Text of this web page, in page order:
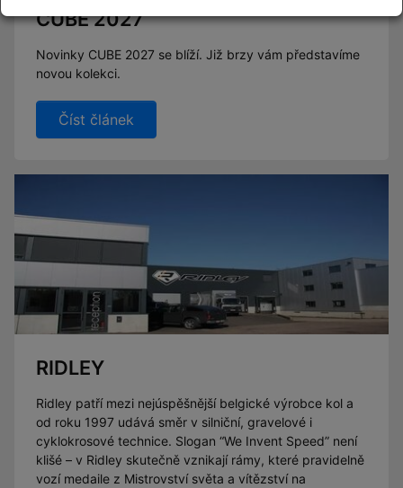
CUBE 2027
Novinky CUBE 2027 se blíží. Již brzy vám představíme
novou kolekci.
Číst článek
RIDLEY
Ridley patří mezi nejúspěšnější belgické výrobce kol a
od roku 1997 udává směr v silniční, gravelové i
cyklokrosové technice. Slogan “We Invent Speed” není
klišé – v Ridley skutečně vznikají rámy, které pravidelně
vozí medaile z Mistrovství světa a vítězství na